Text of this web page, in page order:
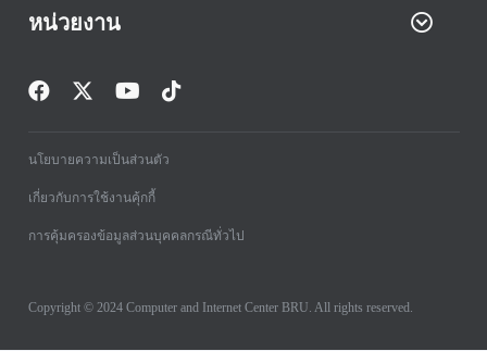
หน่วยงาน
Copyright © 2024 Computer and Internet Center BRU. All rights reserved.
นโยบายความเป็นส่วนตัว
เกี่ยวกับการใช้งานคุ้กกี้
การคุ้มครองข้อมูลส่วนบุคคลกรณีทั่วไป